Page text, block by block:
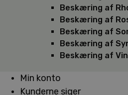
Beskæring af
Beskæring af
Beskæring af
Beskæring af
Beskæring af
Min konto
Kunderne siger